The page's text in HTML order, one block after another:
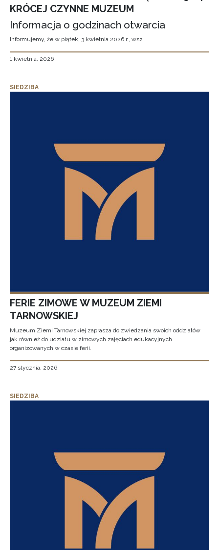
KRÓCEJ CZYNNE MUZEUM
Informacja o godzinach otwarcia
Informujemy, że w piątek, 3 kwietnia 2026 r., wsz
1 kwietnia, 2026
SIEDZIBA
FERIE ZIMOWE W MUZEUM ZIEMI
TARNOWSKIEJ
Muzeum Ziemi Tarnowskiej zaprasza do zwiedzania swoich oddziałów
jak również do udziału w zimowych zajęciach edukacyjnych
organizowanych w czasie ferii.
27 stycznia, 2026
SIEDZIBA